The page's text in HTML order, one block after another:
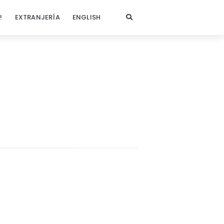
EXTRANJERÍA ENGLISH